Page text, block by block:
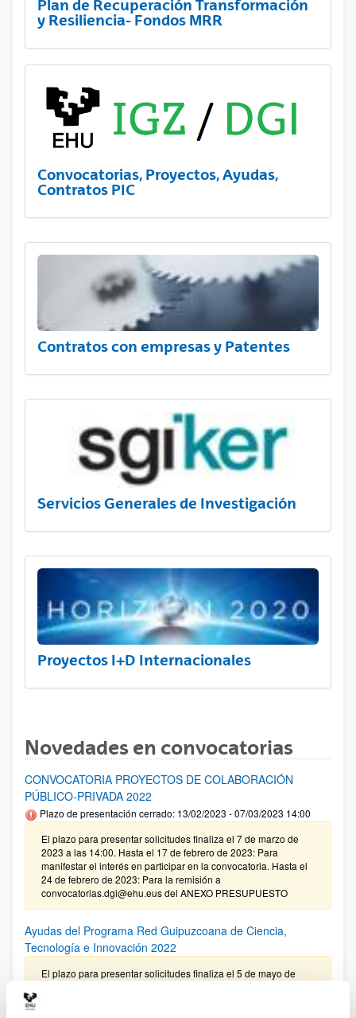
Plan de Recuperación Transformación
y Resiliencia- Fondos MRR
Convocatorias, Proyectos, Ayudas,
Contratos PIC
Contratos con empresas y Patentes
Servicios Generales de Investigación
Proyectos I+D Internacionales
Novedades en convocatorias
CONVOCATORIA PROYECTOS DE COLABORACIÓN
PÚBLICO-PRIVADA 2022
Plazo de presentación cerrado: 13/02/2023 - 07/03/2023 14:00
El plazo para presentar solicitudes finaliza el 7 de marzo de
2023 a las 14:00. Hasta el 17 de febrero de 2023: Para
manifestar el interés en participar en la convocatoria. Hasta el
24 de febrero de 2023: Para la remisión a
convocatorias.dgi@ehu.eus del ANEXO PRESUPUESTO
Ayudas del Programa Red Guipuzcoana de Ciencia,
Tecnología e Innovación 2022
El plazo para presentar solicitudes finaliza el 5 de mayo de